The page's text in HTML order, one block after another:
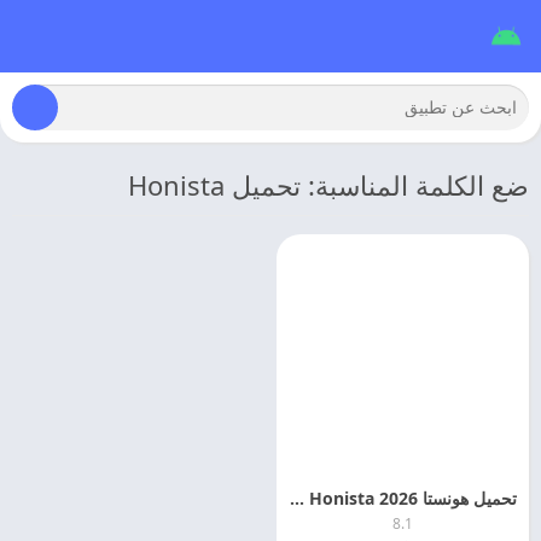
ضع الكلمة المناسبة: تحميل Honista
تحميل هونستا 2026 Honista مهكر اخر اصدار
8.1